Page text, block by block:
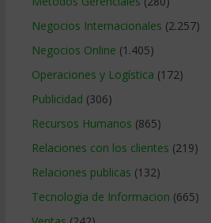
Negocios Internacionales (2.257)
Negocios Online (1.405)
Operaciones y Logística (172)
Publicidad (306)
Recursos Humanos (865)
Relaciones con los clientes (219)
Relaciones publicas (132)
Tecnologia de Informacion (665)